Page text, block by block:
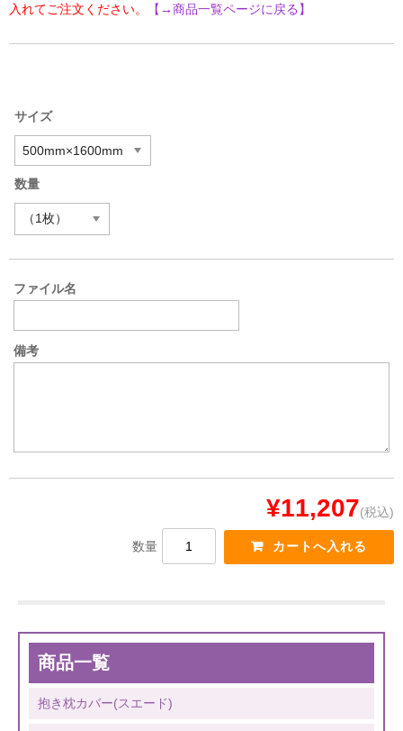
入れてご注文ください。
【→商品一覧ページに戻る】
サイズ
数量
ファイル名
備考
¥11,207(税込)
数量
商品一覧
抱き枕カバー(スエード)